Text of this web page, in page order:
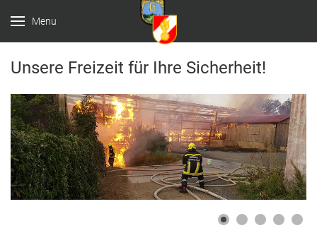
Menu
Unsere Freizeit für Ihre Sicherheit!